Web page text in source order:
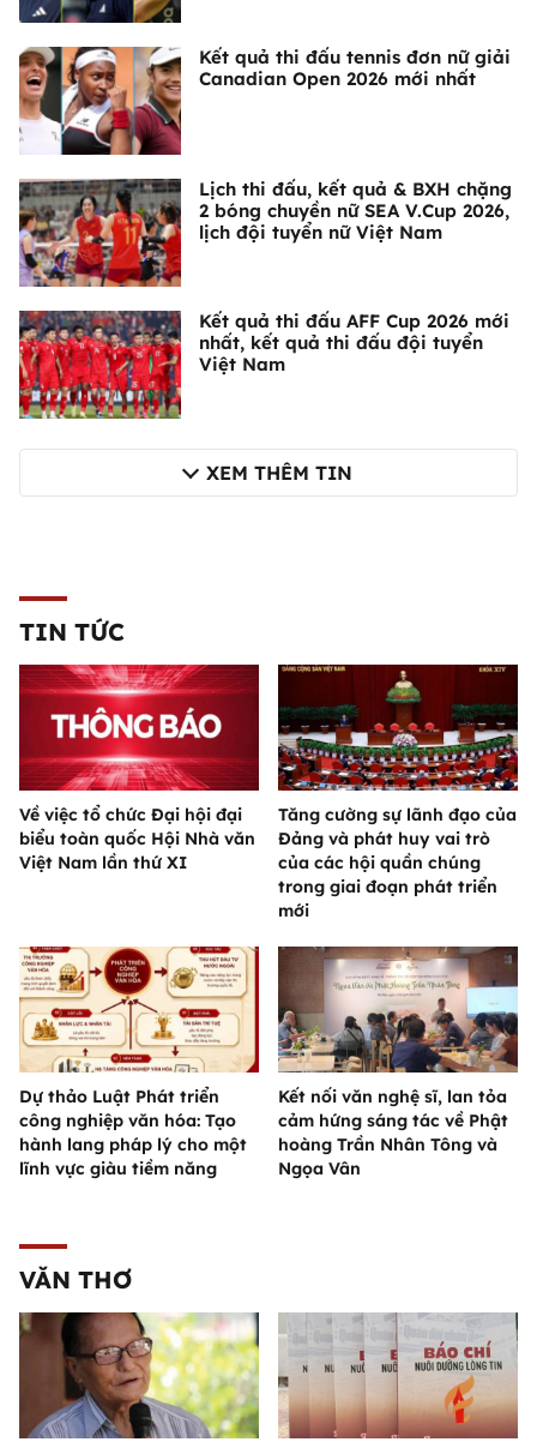
Kết quả thi đấu tennis đơn nữ giải
Canadian Open 2026 mới nhất
Lịch thi đấu, kết quả & BXH chặng
2 bóng chuyền nữ SEA V.Cup 2026,
lịch đội tuyển nữ Việt Nam
Kết quả thi đấu AFF Cup 2026 mới
nhất, kết quả thi đấu đội tuyển
Việt Nam
XEM THÊM TIN
TIN TỨC
Về việc tổ chức Đại hội đại
biểu toàn quốc Hội Nhà văn
Việt Nam lần thứ XI
Tăng cường sự lãnh đạo của
Đảng và phát huy vai trò
của các hội quần chúng
trong giai đoạn phát triển
mới
Dự thảo Luật Phát triển
công nghiệp văn hóa: Tạo
hành lang pháp lý cho một
lĩnh vực giàu tiềm năng
Kết nối văn nghệ sĩ, lan tỏa
cảm hứng sáng tác về Phật
hoàng Trần Nhân Tông và
Ngọa Vân
VĂN THƠ